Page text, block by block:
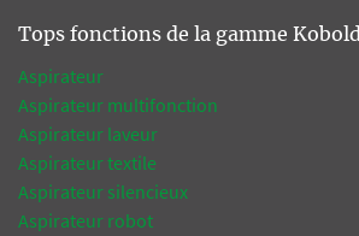
Tops fonctions de la gamme Kobold
Aspirateur
Aspirateur multifonction
Aspirateur laveur
Aspirateur textile
Aspirateur silencieux
Aspirateur robot